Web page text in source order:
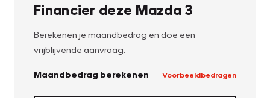
Financier deze Mazda 3
Berekenen je maandbedrag en doe een
vrijblijvende aanvraag.
Maandbedrag berekenen Voorbeeldbedragen